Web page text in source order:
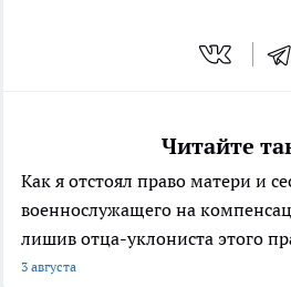
Читайте
Как я отстоял право матери и
военнослужащего на
лишив отца-уклониста этого
3 августа